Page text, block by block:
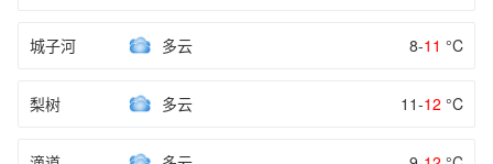
城子河 多云 8-11 °C
梨树 多云 11-12 °C